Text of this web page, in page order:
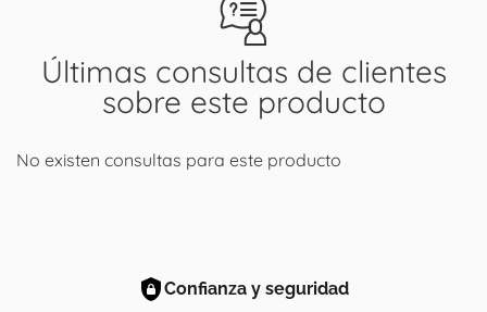
Últimas consultas de clientes
sobre este producto
No existen consultas para este producto
Confianza y seguridad